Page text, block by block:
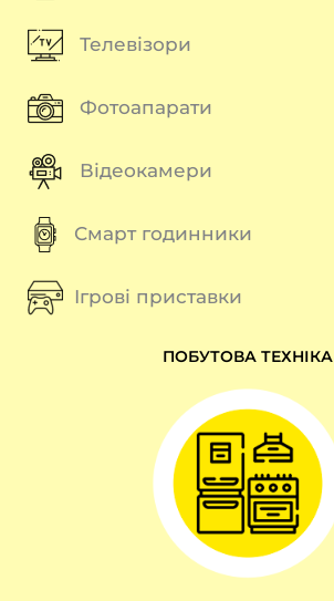
Телевізори
Фотоапарати
Відеокамери
Смарт годинники
Ігрові приставки
ПОБУТОВА ТЕХНІКА